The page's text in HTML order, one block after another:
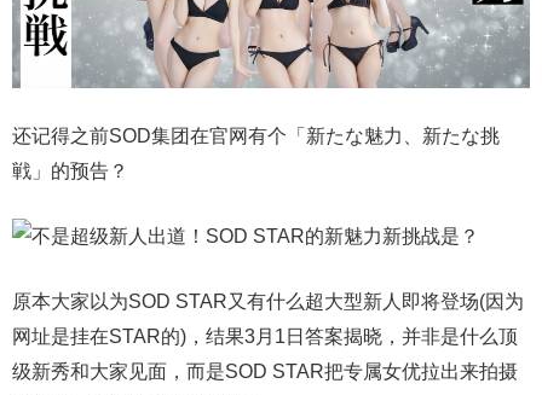
还记得之前SOD集团在官网有个「新たな魅力、新たな挑
戦」的预告？
原本大家以为SOD STAR又有什么超大型新人即将登场(因为
网址是挂在STAR的)，结果3月1日答案揭晓，并非是什么顶
级新秀和大家见面，而是SOD STAR把专属女优拉出来拍摄